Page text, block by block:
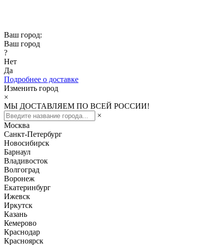
Ваш город:
Ваш город
?
Нет
Да
Подробнее о доставке
Изменить город
×
МЫ ДОСТАВЛЯЕМ ПО ВСЕЙ РОССИИ!
×
Москва
Санкт-Петербург
Новосибирск
Барнаул
Владивосток
Волгоград
Воронеж
Екатеринбург
Ижевск
Иркутск
Казань
Кемерово
Краснодар
Красноярск